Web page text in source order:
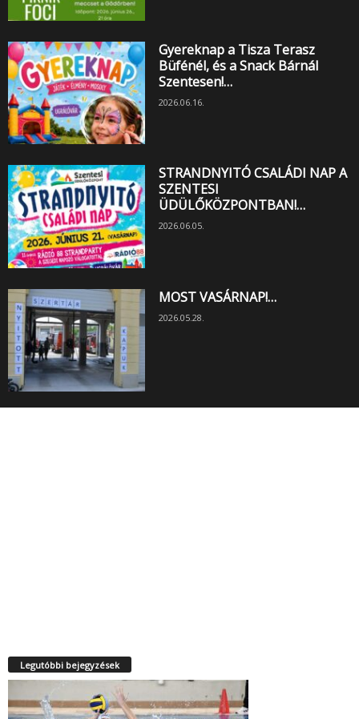
Gyereknap a Tisza Terasz
Büfénél, és a Snack Bárnál
Szentesen!…
2026.06.16.
STRANDNYITÓ CSALÁDI NAP A
SZENTESI
ÜDÜLŐKÖZPONTBAN!…
2026.06.05.
MOST VASÁRNAP!…
2026.05.28.
Legutóbbi bejegyzések